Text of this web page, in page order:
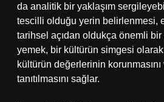
da analitik bir yaklaşım
tescilli olduğu yerin belirlenmesi,
tarihsel açıdan oldukça önemli
yemek, bir kültürün simgesi
kültürün değerlerinin
tanıtılmasını sağlar.